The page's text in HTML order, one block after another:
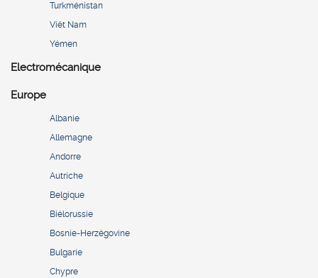
Turkménistan
Viêt Nam
Yémen
Electromécanique
Europe
Albanie
Allemagne
Andorre
Autriche
Belgique
Biélorussie
Bosnie-Herzégovine
Bulgarie
Chypre